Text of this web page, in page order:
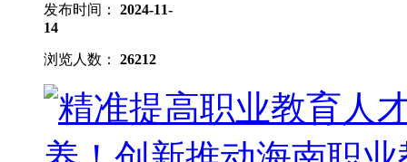
发布时间： 2024-11-
14
浏览人数： 26212